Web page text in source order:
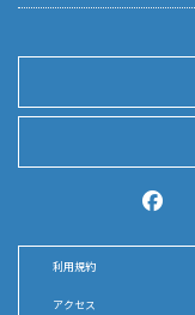
利用規約
アクセス